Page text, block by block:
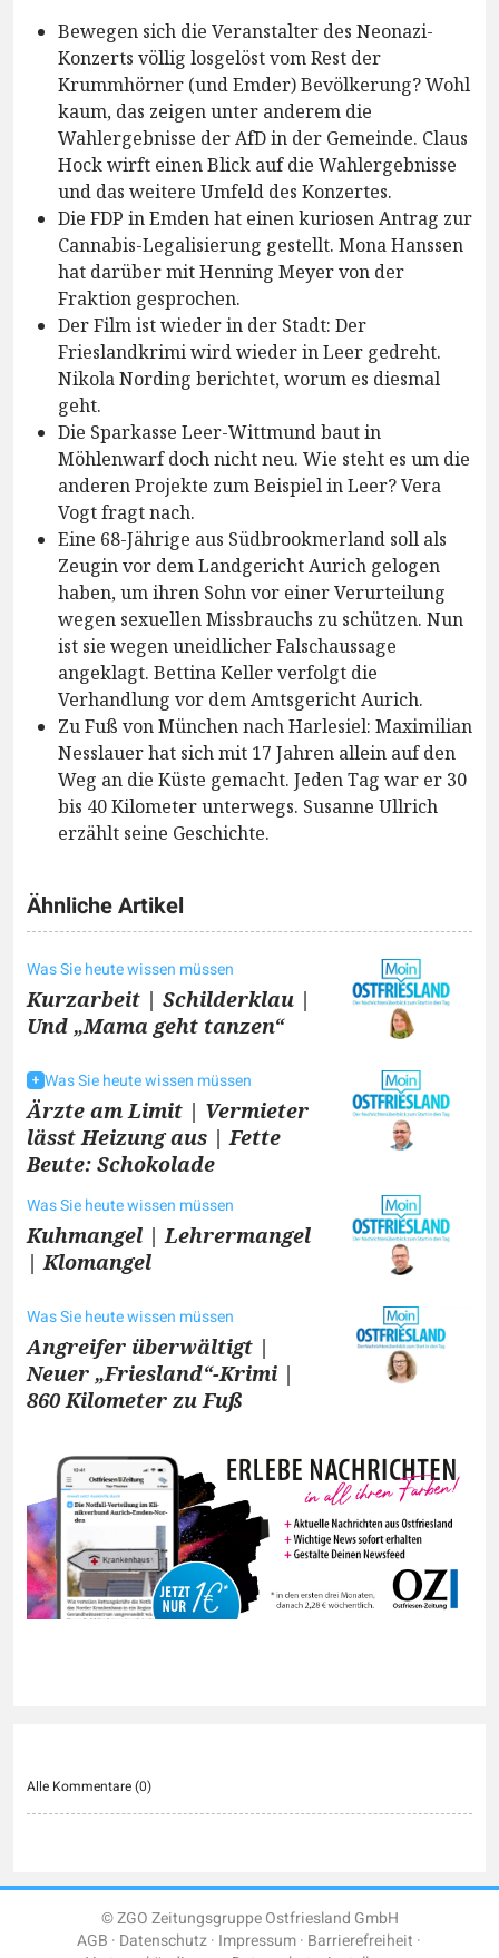
Bewegen sich die Veranstalter des Neonazi-
Konzerts völlig losgelöst vom Rest der
Krummhörner (und Emder) Bevölkerung? Wohl
kaum, das zeigen unter anderem die
Wahlergebnisse der AfD in der Gemeinde. Claus
Hock wirft einen Blick auf die Wahlergebnisse
und das weitere Umfeld des Konzertes.
Die FDP in Emden hat einen kuriosen Antrag zur
Cannabis-Legalisierung gestellt. Mona Hanssen
hat darüber mit Henning Meyer von der
Fraktion gesprochen.
Der Film ist wieder in der Stadt: Der
Frieslandkrimi wird wieder in Leer gedreht.
Nikola Nording berichtet, worum es diesmal
geht.
Die Sparkasse Leer-Wittmund baut in
Möhlenwarf doch nicht neu. Wie steht es um die
anderen Projekte zum Beispiel in Leer? Vera
Vogt fragt nach.
Eine 68-Jährige aus Südbrookmerland soll als
Zeugin vor dem Landgericht Aurich gelogen
haben, um ihren Sohn vor einer Verurteilung
wegen sexuellen Missbrauchs zu schützen. Nun
ist sie wegen uneidlicher Falschaussage
angeklagt. Bettina Keller verfolgt die
Verhandlung vor dem Amtsgericht Aurich.
Zu Fuß von München nach Harlesiel: Maximilian
Nesslauer hat sich mit 17 Jahren allein auf den
Weg an die Küste gemacht. Jeden Tag war er 30
bis 40 Kilometer unterwegs. Susanne Ullrich
erzählt seine Geschichte.
Ähnliche Artikel
Was Sie heute wissen müssen
Kurzarbeit | Schilderklau |
Und „Mama geht tanzen“
Was Sie heute wissen müssen
Ärzte am Limit | Vermieter
lässt Heizung aus | Fette
Beute: Schokolade
Was Sie heute wissen müssen
Kuhmangel | Lehrermangel
| Klomangel
Was Sie heute wissen müssen
Angreifer überwältigt |
Neuer „Friesland“-Krimi |
860 Kilometer zu Fuß
Alle Kommentare (0)
© ZGO Zeitungsgruppe Ostfriesland GmbH
AGB Datenschutz Impressum Barrierefreiheit